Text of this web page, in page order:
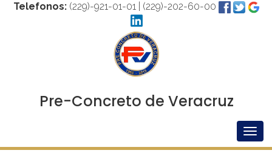
Telefonos: (229)-921-01-01 | (229)-202-60-00
Pre-Concreto de Veracruz